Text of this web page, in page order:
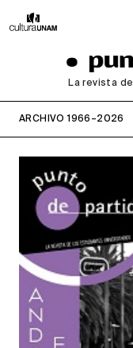
La revista
ARCHIVO 1966–2026